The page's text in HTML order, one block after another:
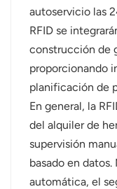
autoservicio las
RFID se
construcción de
proporcionando
planificación de
En general, la
del alquiler de
supervisión
basado en
automática, el